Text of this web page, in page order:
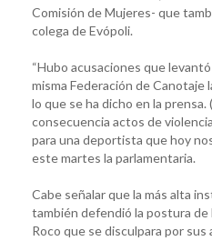
Comisión de Mujeres- que
colega de Evópoli.
“Hubo acusaciones que
misma Federación de Canotaje
lo que se ha dicho en la prensa.
consecuencia actos de
para una deportista que hoy
este martes la parlamentaria.
Cabe señalar que la más alta
también defendió la postura de
Roco que se disculpara por sus